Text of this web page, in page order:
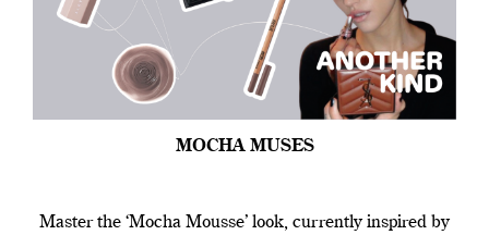
MOCHA MUSES
Master the ‘Mocha Mousse’ look, currently inspired by